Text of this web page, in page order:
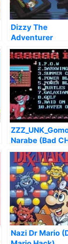
Dizzy The
Adventurer
(Aladdin)
Narabe (Bad
8eab0582)
Nazi Dr Mario